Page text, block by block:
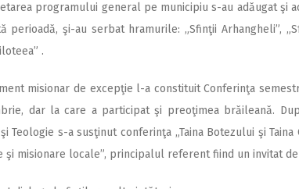
programului general pe municipiu s-au adăugat şi
perioadă, şi-au serbat hramurile: „Sfinţii Arhangheli”,
.
misionar de excepţie l-a constituit Conferinţa
dar la care a participat şi preoţimea brăileană.
Teologie s-a susţinut conferinţa „Taina Botezului şi
şi misionare locale”, principalul referent fiind un invitat